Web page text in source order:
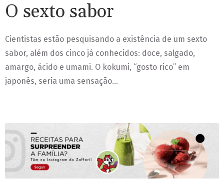
O sexto sabor
Cientistas estão pesquisando a existência de um sexto
sabor, além dos cinco já conhecidos: doce, salgado,
amargo, ácido e umami. O kokumi, “gosto rico” em
japonês, seria uma sensação…